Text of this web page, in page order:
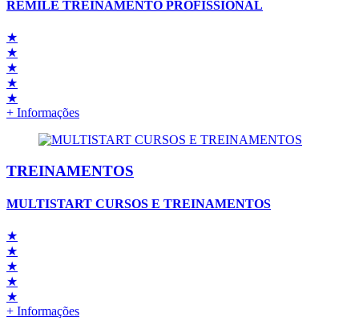
REMILE TREINAMENTO PROFISSIONAL
★
★
★
★
★
+ Informações
TREINAMENTOS
MULTISTART CURSOS E TREINAMENTOS
★
★
★
★
★
+ Informações